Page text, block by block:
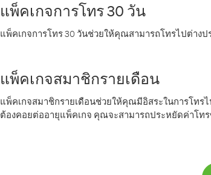
แพ็คเกจการโทร 30 วัน
แพ็คเกจการโทร 30 วันช่วยให้คุณสามารถโทรไปต่าง
แพ็คเกจสมาชิกรายเดือน
แพ็คเกจสมาชิกรายเดือนช่วยให้คุณมีอิสระในการโท
ต้องคอยต่ออายุแพ็คเกจ คุณจะสามารถประหยัดค่าโ